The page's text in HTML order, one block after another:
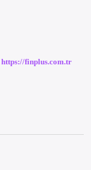
https://finplus.com.tr